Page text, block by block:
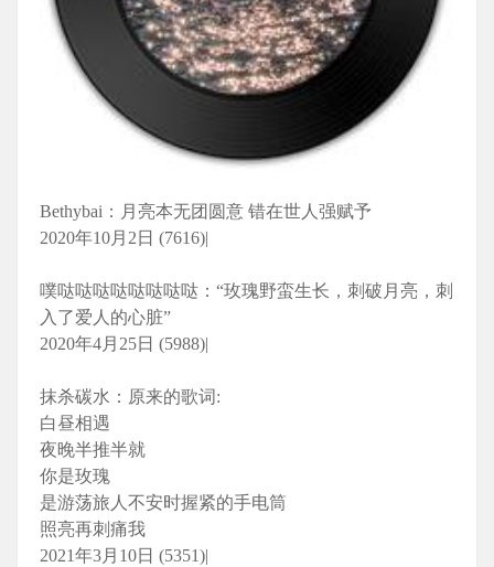
Bethybai：月亮本无团圆意 错在世人强赋予
2020年10月2日 (7616)|
噗哒哒哒哒哒哒哒哒：“玫瑰野蛮生长，刺破月亮，刺
入了爱人的心脏”
2020年4月25日 (5988)|
抹杀碳水：原来的歌词:
白昼相遇
夜晚半推半就
你是玫瑰
是游荡旅人不安时握紧的手电筒
照亮再刺痛我
2021年3月10日 (5351)|